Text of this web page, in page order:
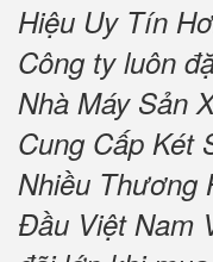
Hiệu Uy Tín
Công ty luôn
Nhà Máy Sản
Cung Cấp Két
Nhiều Thương
Đầu Việt Nam